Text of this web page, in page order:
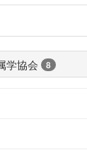
学協会 8